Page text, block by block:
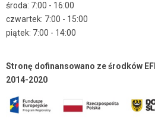
środa: 7:00 - 16:00
czwartek: 7:00 - 15:00
piątek: 7:00 - 14:00
Stronę dofinansowano ze środków
2014-2020